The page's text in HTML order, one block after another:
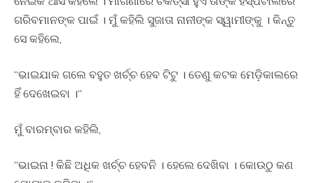
ଗରିବମାନଙ୍କ ପାଇଁ । ମୁଁ କହିଲି ସୁଜାତା ନାନୀଙ୍କ ସ୍ୱାମୀଙ୍କୁ । କିନ୍ତୁ
ସେ କହିଲେ,
“ଭାଇଯାକ ଗଲେ ବହୁତ ଖର୍ଚ୍ଚ ହେବ ଟିଟୁ । ତେଣୁ କଟକ ମେଡ଼ିକାଲରେ
ହିଁ ଦେଖେଇବା ।“
ମୁଁ ବାରମ୍ବାର କହିଲି,
“ଭାଇନା ! କିଛି ଅଧିକ ଖର୍ଚ୍ଚ ହେବନି । ହେଲେ ଦେଖିବା । କୋଉଠୁ କଣ